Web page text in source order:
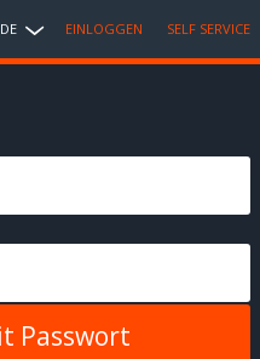
DE EINLOGGEN SELF SERVICE